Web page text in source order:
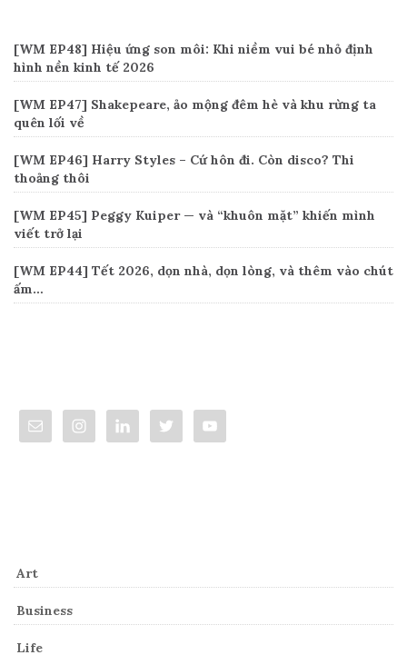
[WM EP48] Hiệu ứng son môi: Khi niềm vui bé nhỏ định
hình nền kinh tế 2026
[WM EP47] Shakepeare, ảo mộng đêm hè và khu rừng ta
quên lối về
[WM EP46] Harry Styles – Cứ hôn đi. Còn disco? Thi
thoảng thôi
[WM EP45] Peggy Kuiper — và “khuôn mặt” khiến mình
viết trở lại
[WM EP44] Tết 2026, dọn nhà, dọn lòng, và thêm vào chút
ấm…
Art
Business
Life